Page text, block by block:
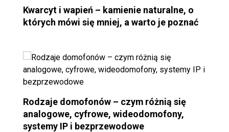
Kwarcyt i wapień – kamienie naturalne, o
których mówi się mniej, a warto je poznać
Rodzaje domofonów – czym różnią się
analogowe, cyfrowe, wideodomofony,
systemy IP i bezprzewodowe